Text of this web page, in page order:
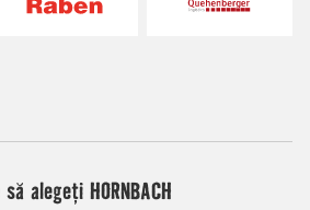
alegeți HORNBACH